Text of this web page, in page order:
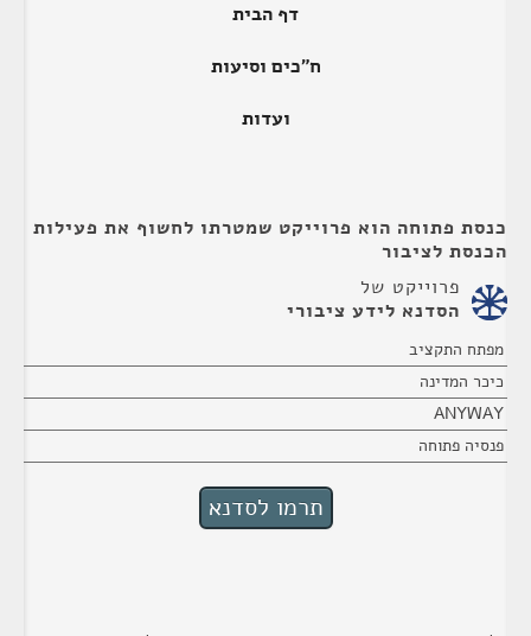
דף הבית
ח"כים וסיעות
ועדות
כנסת פתוחה הוא פרוייקט שמטרתו לחשוף את פעילות
הכנסת לציבור
פרוייקט של
הסדנא לידע ציבורי
מפתח התקציב
כיכר המדינה
ANYWAY
פנסיה פתוחה